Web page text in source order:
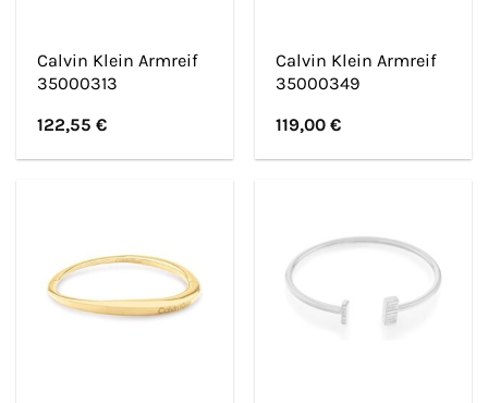
Calvin Klein Armreif
35000313
122,55€
Calvin Klein Armreif
35000349
119,00€